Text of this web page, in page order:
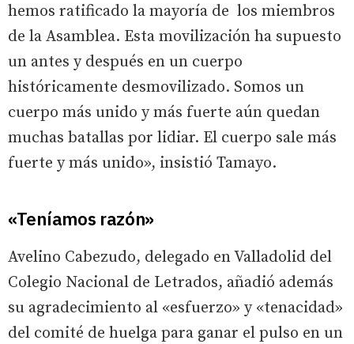
hemos ratificado la mayoría de los miembros
de la Asamblea. Esta movilización ha supuesto
un antes y después en un cuerpo
históricamente desmovilizado. Somos un
cuerpo más unido y más fuerte aún quedan
muchas batallas por lidiar. El cuerpo sale más
fuerte y más unido», insistió Tamayo.
«Teníamos razón»
Avelino Cabezudo, delegado en Valladolid del
Colegio Nacional de Letrados, añadió además
su agradecimiento al «esfuerzo» y «tenacidad»
del comité de huelga para ganar el pulso en un